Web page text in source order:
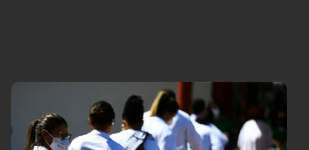
Brasil
Brasil Mineral
Comportamento
Cultura
Economia
Meio Ambiente
Podcast
Política